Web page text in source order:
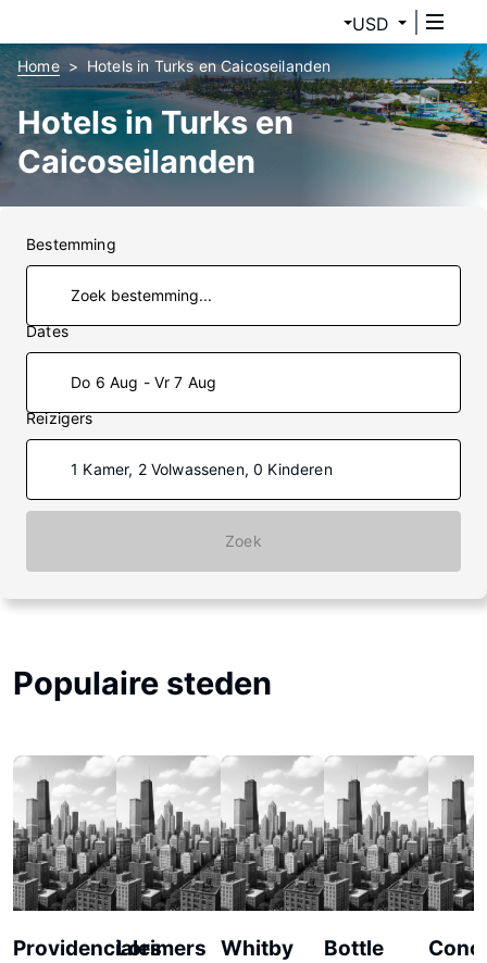
USD
Home Hotels in Turks en Caicoseilanden
Hotels in Turks en
Caicoseilanden
Bestemming
Dates
Do 6 Aug - Vr 7 Aug
Reizigers
1 Kamer, 2 Volwassenen, 0 Kinderen
Zoek
Populaire steden
ProvidencialesLorimers Whitby
Bottle